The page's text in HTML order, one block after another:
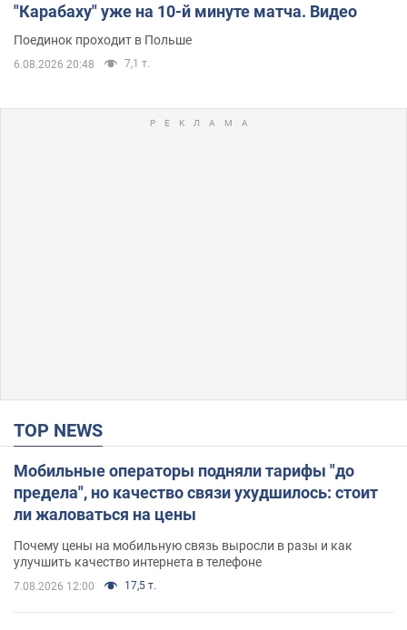
"Карабаху" уже на 10-й минуте матча. Видео
Поединок проходит в Польше
6.08.2026 20:48 7,1 т.
TOP NEWS
Мобильные операторы подняли тарифы "до
предела", но качество связи ухудшилось: стоит
ли жаловаться на цены
Почему цены на мобильную связь выросли в разы и как
улучшить качество интернета в телефоне
7.08.2026 12:00 17,5 т.